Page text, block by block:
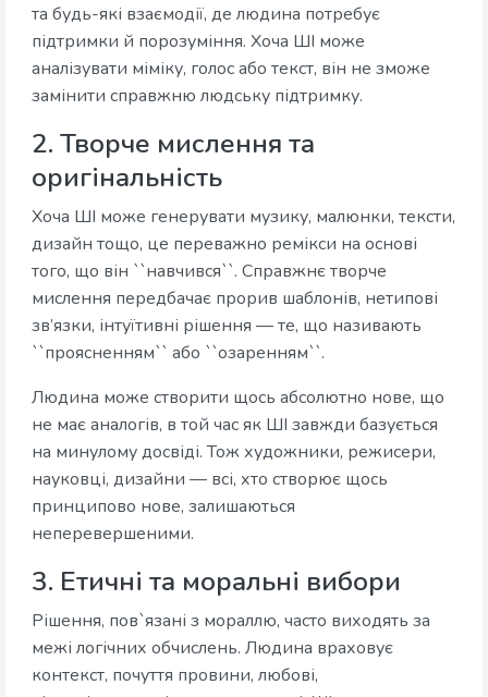
та будь-які взаємодії, де людина потребує
підтримки й порозуміння. Хоча ШІ може
аналізувати міміку, голос або текст, він не зможе
замінити справжню людську підтримку.
2. Творче мислення та
оригінальність
Хоча ШІ може генерувати музику, малюнки, тексти,
дизайн тощо, це переважно ремікси на основі
того, що він ``навчився``. Справжнє творче
мислення передбачає прорив шаблонів, нетипові
зв’язки, інтуїтивні рішення — те, що називають
``проясненням`` або ``озаренням``.
Людина може створити щось абсолютно нове, що
не має аналогів, в той час як ШІ завжди базується
на минулому досвіді. Тож художники, режисери,
науковці, дизайни — всі, хто створює щось
принципово нове, залишаються
неперевершеними.
3. Етичні та моральні вибори
Рішення, пов`язані з мораллю, часто виходять за
межі логічних обчислень. Людина враховує
контекст, почуття провини, любові,